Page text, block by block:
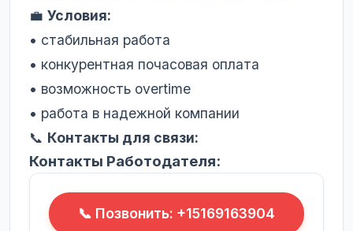
💼 Условия:
• стабильная работа
• конкурентная почасовая оплата
• возможность overtime
• работа в надежной компании
📞 Контакты для связи:
Контакты Работодателя:
📞 Позвонить: +15169163904